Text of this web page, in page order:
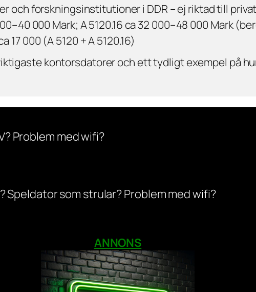
och forskningsinstitutioner i DDR – ej riktad till
000 Mark; A 5120.16 ca 32 000–48 000 Mark
17 000 (A 5120 + A 5120.16)
kontorsdatorer och ett tydligt exempel på
Problem med wifi?
Speldator som strular? Problem med wifi?
ANNONS